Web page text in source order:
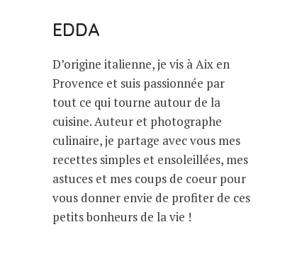
EDDA
D’origine italienne, je vis à Aix en
Provence et suis passionnée par
tout ce qui tourne autour de la
cuisine. Auteur et photographe
culinaire, je partage avec vous mes
recettes simples et ensoleillées, mes
astuces et mes coups de coeur pour
vous donner envie de profiter de ces
petits bonheurs de la vie !